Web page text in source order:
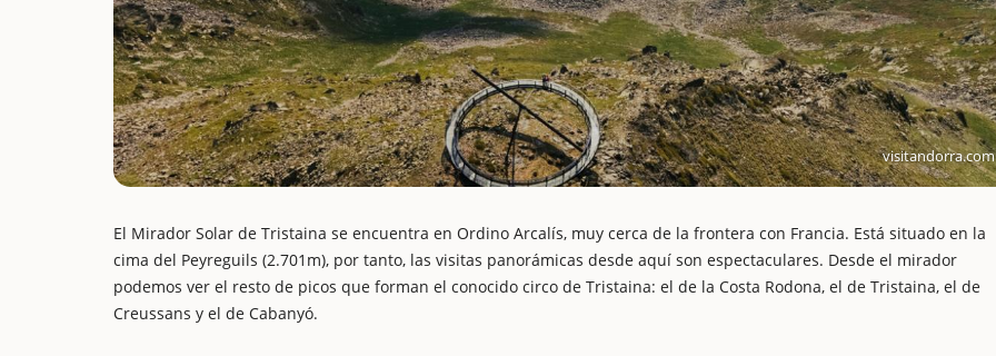
visitandorra.com
El Mirador Solar de Tristaina se encuentra en Ordino Arcalís, muy cerca de la frontera con Francia. Está situado en la
cima del Peyreguils (2.701m), por tanto, las visitas panorámicas desde aquí son espectaculares. Desde el mirador
podemos ver el resto de picos que forman el conocido circo de Tristaina: el de la Costa Rodona, el de Tristaina, el de
Creussans y el de Cabanyó.